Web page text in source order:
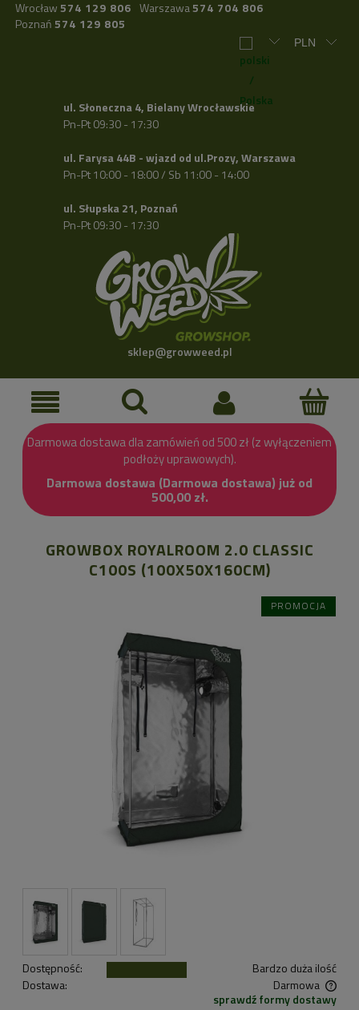
Wrocław 574 129 806 Warszawa574 704 806
Poznań 574 129 805
ul. Słoneczna 4, Bielany Wrocławskie
Pn-Pt 09:30 - 17:30
ul. Farysa 44B - wjazd od ul.Prozy, Warszawa
Pn-Pt 10:00 - 18:00 / Sb 11:00 - 14:00
ul. Słupska 21, Poznań
Pn-Pt 09:30 - 17:30
sklep@growweed.pl
Darmowa dostawa dla zamówień od 500 zł (z wyłączeniem
podłoży uprawowych).
Darmowa dostawa (Darmowa dostawa) już od
500,00 zł.
GROWBOX ROYALROOM 2.0 CLASSIC
C100S (100X50X160CM)
PROMOCJA
Dostępność:
Bardzo duża ilość
Dostawa:
Darmowa
Cena nie zawiera ewentualnych kosztów płatnościsprawdź formy dostawy